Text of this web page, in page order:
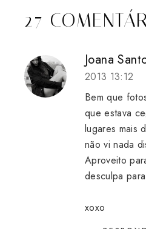
27
Joana
2013 13:12
Bem que
que estava
lugares mais
não vi nada
Aproveito
desculpa
xoxo